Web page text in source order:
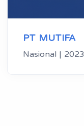
PT MUTIFA
Nasional | 2023